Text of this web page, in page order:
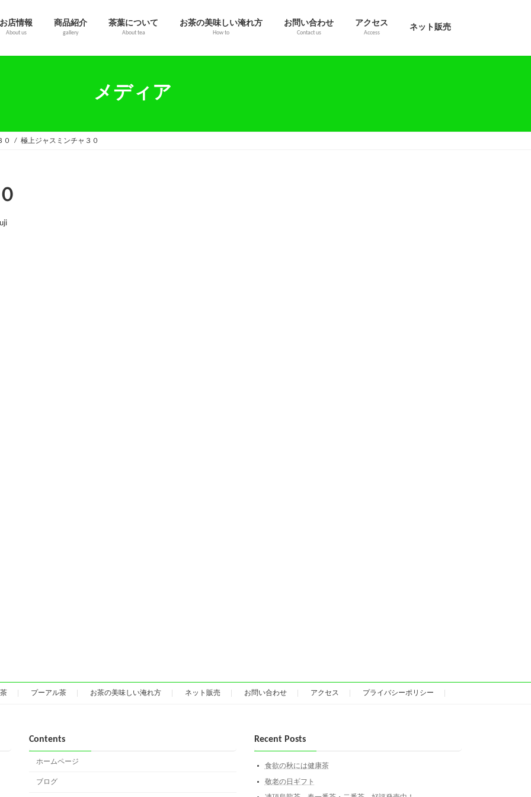
お店情報
About us
商品紹介
gallery
茶葉について
About tea
お茶の美味しい淹れ方
How to
お問い合わせ
Contact us
アクセス
Access
ネット販売
メディア
０ 極上ジャスミンチャ３０
プーアル茶 お茶の美味しい淹れ方 ネット販売 お問い合わせ アクセス プライバシーポリシー
Contents
ホームページ
ブログ
Recent Posts
食欲の秋には健康茶
敬老の日ギフト